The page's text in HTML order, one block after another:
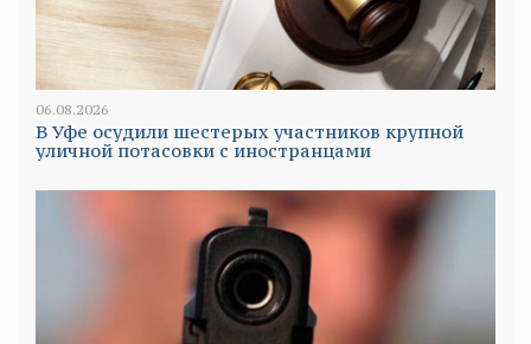
06.08.2026
В Уфе осудили шестерых участников крупной
уличной потасовки с иностранцами